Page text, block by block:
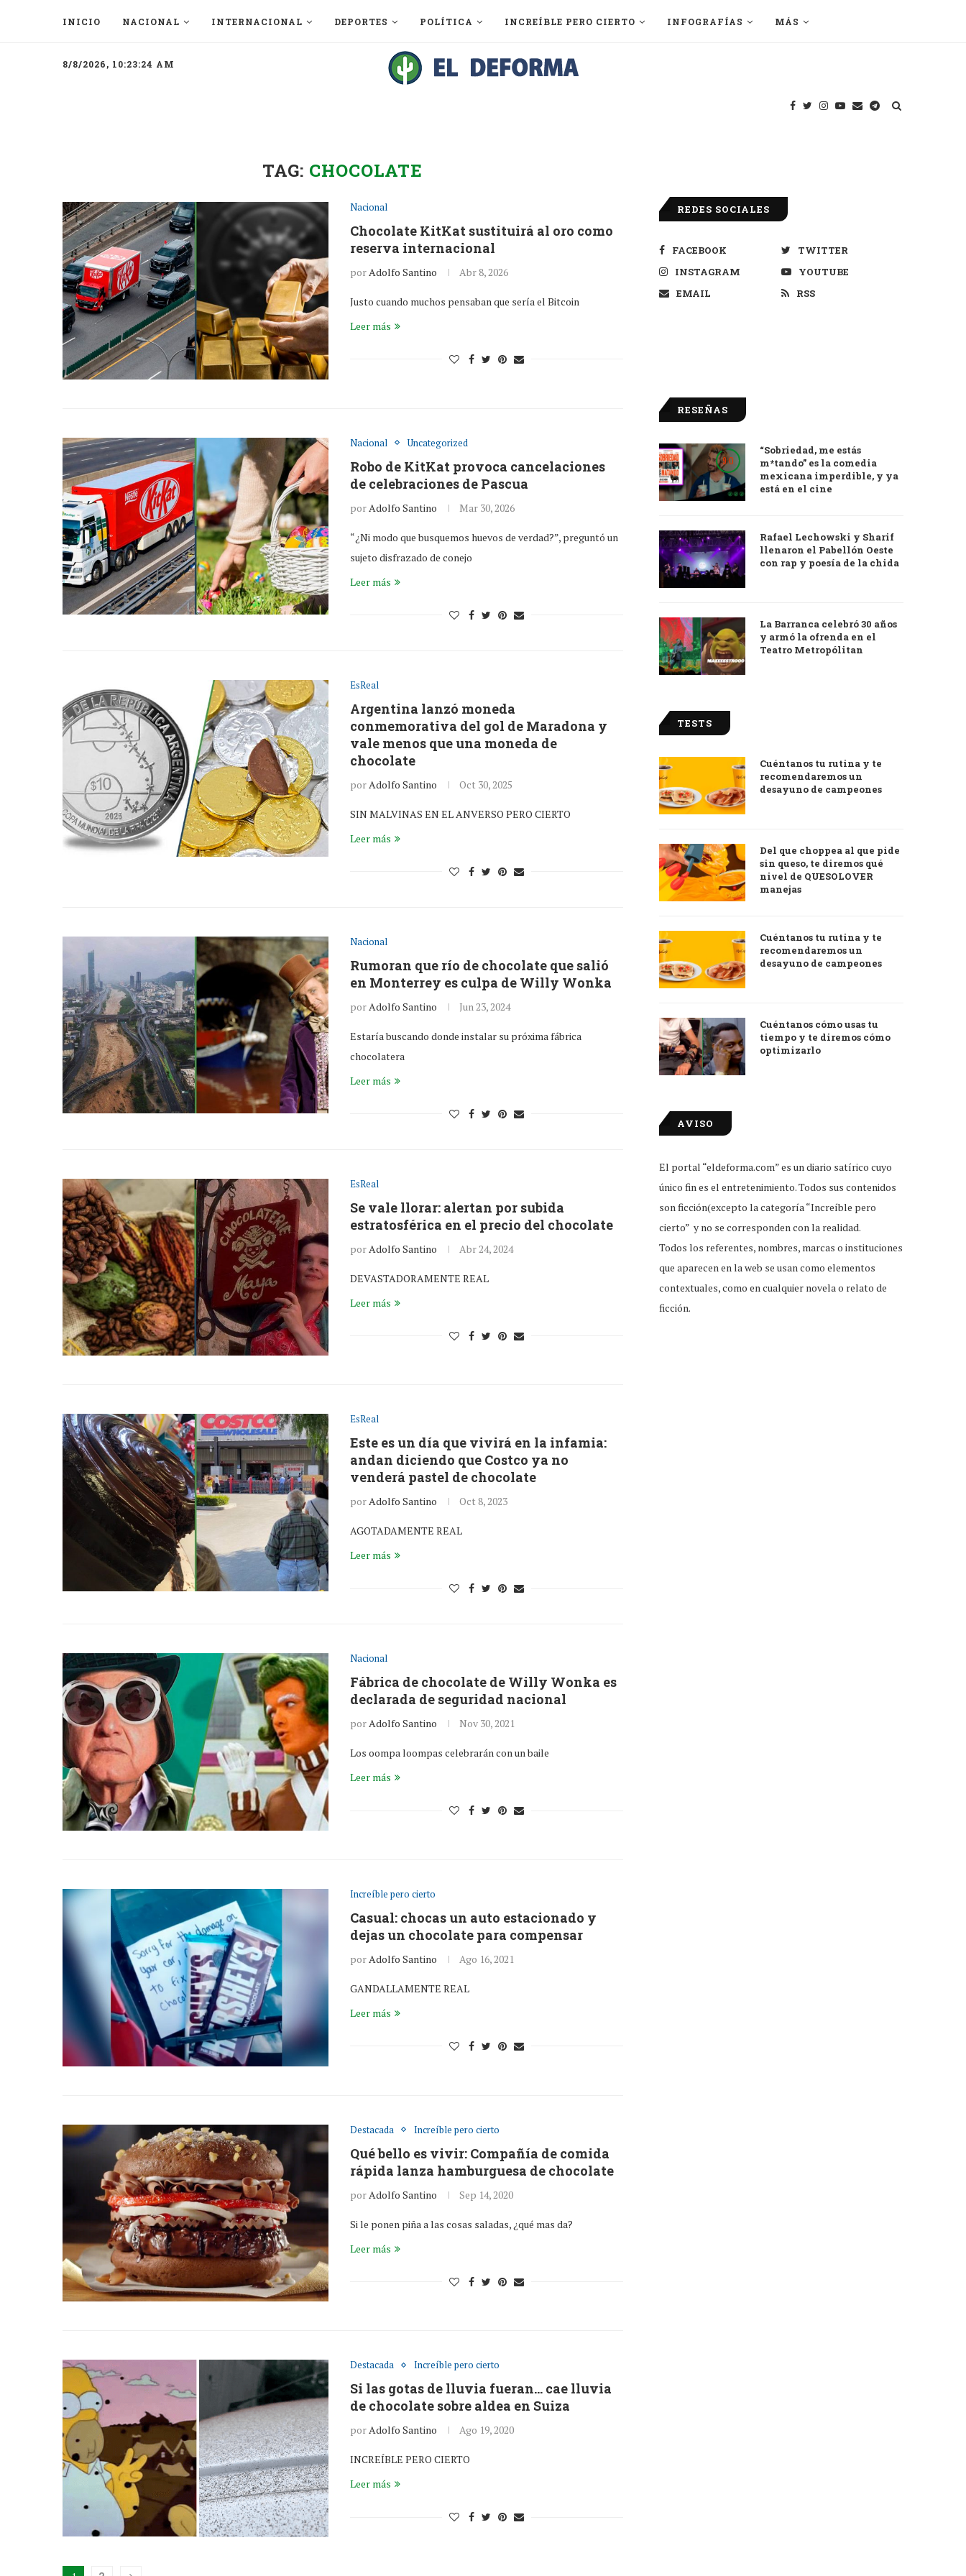
INICIO NACIONAL INTERNACIONAL DEPORTES POLÍTICA INCREÍBLE PERO CIERTO INFOGRAFÍAS MÁS
8/8/2026, 10:23:24 AM
TAG: CHOCOLATE
Nacional
Chocolate KitKat sustituirá al oro como
reserva internacional
porAdolfo Santino Abr 8, 2026
Justo cuando muchos pensaban que sería el Bitcoin
Leer más
Nacional Uncategorized
Robo de KitKat provoca cancelaciones
de celebraciones de Pascua
por Adolfo Santino Mar 30, 2026
“¿Ni modo que busquemos huevos de verdad?”, preguntó un
sujeto disfrazado de conejo
Leer más
EsReal
Argentina lanzó moneda
conmemorativa del gol de Maradona y
vale menos que una moneda de
chocolate
por Adolfo Santino Oct 30, 2025
SIN MALVINAS EN EL ANVERSO PERO CIERTO
Leer más
Nacional
Rumoran que río de chocolate que salió
en Monterrey es culpa de Willy Wonka
por Adolfo Santino Jun 23, 2024
Estaría buscando donde instalar su próxima fábrica
chocolatera
Leer más
EsReal
Se vale llorar: alertan por subida
estratosférica en el precio del chocolate
por Adolfo Santino Abr 24, 2024
DEVASTADORAMENTE REAL
Leer más
EsReal
Este es un día que vivirá en la infamia:
andan diciendo que Costco ya no
venderá pastel de chocolate
porAdolfo Santino Oct 8, 2023
AGOTADAMENTE REAL
Leer más
Nacional
Fábrica de chocolate de Willy Wonka es
declarada de seguridad nacional
porAdolfo Santino Nov 30, 2021
Los oompa loompas celebrarán con un baile
Leer más
Increíble pero cierto
Casual: chocas un auto estacionado y
dejas un chocolate para compensar
porAdolfo Santino Ago 16, 2021
GANDALLAMENTE REAL
Leer más
Destacada Increíble pero cierto
Qué bello es vivir: Compañía de comida
rápida lanza hamburguesa de chocolate
por Adolfo Santino Sep 14, 2020
Si le ponen piña a las cosas saladas, ¿qué mas da?
Leer más
Destacada Increíble pero cierto
Si las gotas de lluvia fueran… cae lluvia
de chocolate sobre aldea en Suiza
porAdolfo Santino Ago 19, 2020
INCREÍBLE PERO CIERTO
Leer más
REDES SOCIALES
FACEBOOK
TWITTER
INSTAGRAM
YOUTUBE
EMAIL
RSS
RESEÑAS
9.0
“Sobriedad, me estás
m*tando” es la comedia
mexicana imperdible, y ya
está en el cine
Rafael Lechowski y Sharif
llenaron el Pabellón Oeste
con rap y poesía de la chida
La Barranca celebró 30 años
y armó la ofrenda en el
Teatro Metropólitan
TESTS
Cuéntanos tu rutina y te
recomendaremos un
desayuno de campeones
Del que choppea al que pide
sin queso, te diremos qué
nivel de QUESOLOVER
manejas
Cuéntanos tu rutina y te
recomendaremos un
desayuno de campeones
Cuéntanos cómo usas tu
tiempo y te diremos cómo
optimizarlo
AVISO
El portal “eldeforma.com” es un diario satírico cuyo
único fin es el entretenimiento. Todos sus contenidos
son ficción(excepto la categoría “Increíble pero
cierto” y no se corresponden con la realidad.
Todos los referentes, nombres, marcas o instituciones
que aparecen en la web se usan como elementos
contextuales, como en cualquier novela o relato de
ficción.